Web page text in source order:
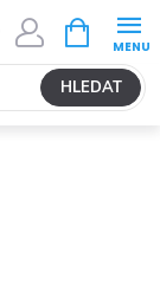
HLEDAT
NÁKUPNÍ
KOŠÍK